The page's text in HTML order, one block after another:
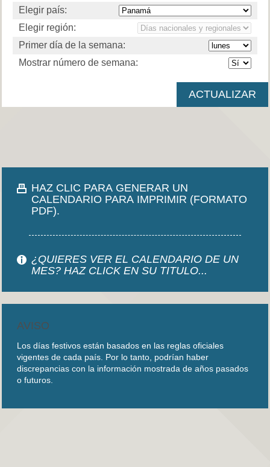
Elegir país:
Elegir región:
Primer día de la semana:
Mostrar número de semana:
HAZ CLIC PARA GENERAR UN
CALENDARIO PARA IMPRIMIR (FORMATO
PDF).
¿QUIERES VER EL CALENDARIO DE UN
MES? HAZ CLICK EN SU TITULO...
AVISO
Los días festivos están basados en las reglas oficiales
vigentes de cada país. Por lo tanto, podrían haber
discrepancias con la información mostrada de años pasados
o futuros.